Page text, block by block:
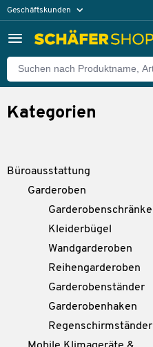
Geschäftskunden
Kategorien
Büroausstattung
Garderoben
Garderobenschränke
Kleiderbügel
Wandgarderoben
Reihengarderoben
Garderobenständer
Garderobenhaken
Regenschirmständer